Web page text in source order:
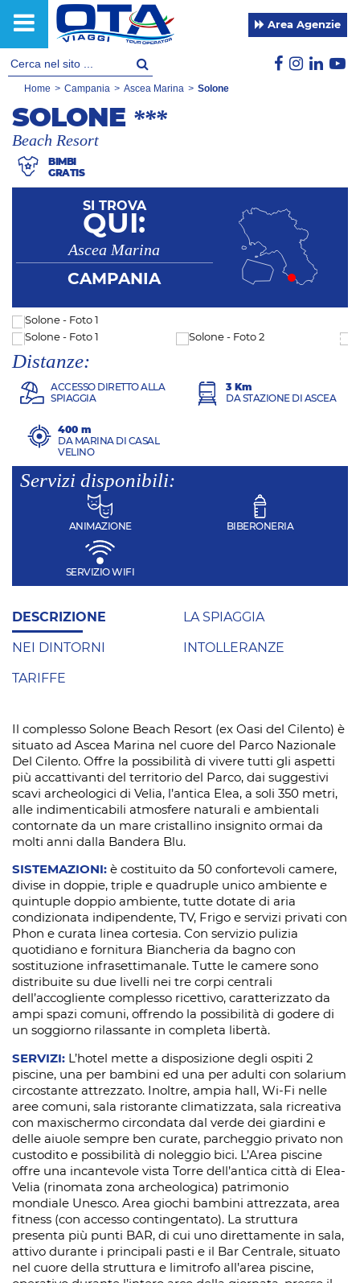
Area Agenzie
Home > Campania > Ascea Marina > Solone
SOLONE ***
Beach Resort
BIMBI
GRATIS
SI TROVA
QUI:
Ascea Marina
CAMPANIA
Distanze:
ACCESSO DIRETTO ALLA
SPIAGGIA
3 Km
DA STAZIONE DI ASCEA
400 m
DA MARINA DI CASAL
VELINO
Servizi disponibili:
ANIMAZIONE BIBERONERIA
SERVIZIO WIFI
DESCRIZIONE LA SPIAGGIA
NEI DINTORNI INTOLLERANZE
TARIFFE
Il complesso Solone Beach Resort (ex Oasi del Cilento) è
situato ad Ascea Marina nel cuore del Parco Nazionale
Del Cilento. Offre la possibilità di vivere tutti gli aspetti
più accattivanti del territorio del Parco, dai suggestivi
scavi archeologici di Velia, l’antica Elea, a soli 350 metri,
alle indimenticabili atmosfere naturali e ambientali
contornate da un mare cristallino insignito ormai da
molti anni dalla Bandera Blu.
SISTEMAZIONI: è costituito da 50 confortevoli camere,
divise in doppie, triple e quadruple unico ambiente e
quintuple doppio ambiente, tutte dotate di aria
condizionata indipendente, TV, Frigo e servizi privati con
Phon e curata linea cortesia. Con servizio pulizia
quotidiano e fornitura Biancheria da bagno con
sostituzione infrasettimanale. Tutte le camere sono
distribuite su due livelli nei tre corpi centrali
dell’accogliente complesso ricettivo, caratterizzato da
ampi spazi comuni, offrendo la possibilità di godere di
un soggiorno rilassante in completa libertà.
SERVIZI:
L’hotel mette a disposizione degli ospiti 2
piscine, una per bambini ed una per adulti con solarium
circostante attrezzato. Inoltre, ampia hall, Wi-Fi nelle
aree comuni, sala ristorante climatizzata, sala ricreativa
con maxischermo circondata dal verde dei giardini e
delle aiuole sempre ben curate, parcheggio privato non
custodito e possibilità di noleggio bici. L’Area piscine
offre una incantevole vista Torre dell’antica città di Elea-
Velia (rinomata zona archeologica) patrimonio
mondiale Unesco. Area giochi bambini attrezzata, area
fitness (con accesso contingentato). La struttura
presenta più punti BAR, di cui uno direttamente in sala,
attivo durante i principali pasti e il Bar Centrale, situato
nel cuore della struttura e limitrofo all’area piscine,